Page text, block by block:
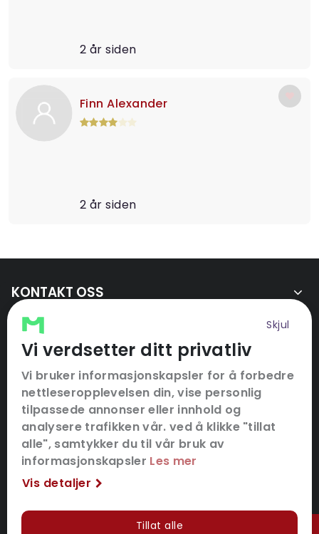
Skjul
Vi verdsetter ditt privatliv
Vi bruker informasjonskapsler for å forbedre
nettleseropplevelsen din, vise personlig
tilpassede annonser eller innhold og
analysere trafikken vår. ved å klikke "tillat
alle", samtykker du til vår bruk av
informasjonskapsler Les mer
Vis detaljer
Tillat alle
2 år siden
Finn Alexander
2 år siden
KONTAKT OSS
SNARVEIER